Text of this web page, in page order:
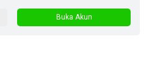
Buka Akun